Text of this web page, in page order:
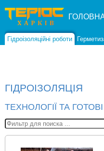
Гідроізоляційні роботи
ГІДРОІЗОЛЯЦІЯ
ТЕХНОЛОГІЇ ТА